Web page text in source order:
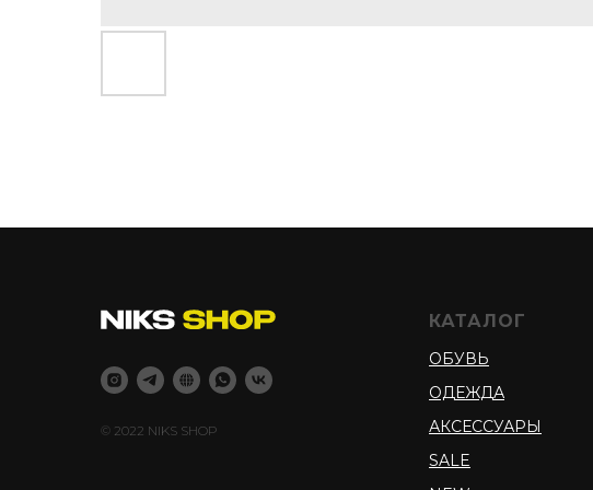
© 2022 NIKS SHOP
КАТАЛОГ
ОБУВЬ
ОДЕЖДА
АКСЕССУАРЫ
SALE